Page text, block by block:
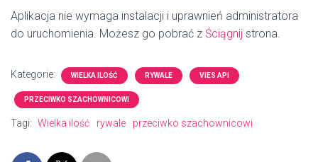
Aplikacja nie wymaga instalacji i uprawnień administratora
do uruchomienia. Możesz go pobrać z Ściągnij strona.
Kategorie: WIELKA ILOŚĆ RYWALE VIES API
PRZECIWKO SZACHOWNICOWI
Tagi: Wielka ilość rywale przeciwko szachownicowi